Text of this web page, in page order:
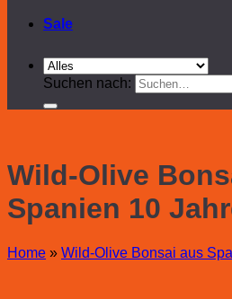
Sale
Suchen nach:
Wild-Olive
Spanien 10
Home » Wild-Olive Bonsai aus